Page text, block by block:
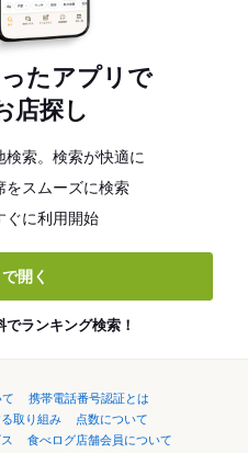
たアプリで
店探し
検索。検索が快適に
をスムーズに検索
ぐに利用開始
開く
ランキング検索！
携帯電話番号認証とは
取り組み
点数について
食べログ店舗会員について